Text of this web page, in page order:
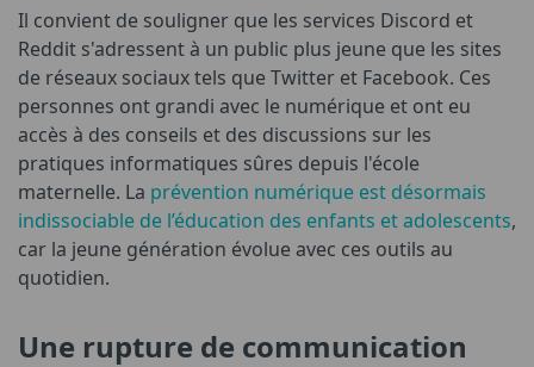
Il convient de souligner que les services Discord et
Reddit s'adressent à un public plus jeune que les sites
de réseaux sociaux tels que Twitter et Facebook. Ces
personnes ont grandi avec le numérique et ont eu
accès à des conseils et des discussions sur les
pratiques informatiques sûres depuis l'école
maternelle. La prévention numérique est désormais
indissociable de l’éducation des enfants et adolescents,
car la jeune génération évolue avec ces outils au
quotidien.
Une rupture de communication